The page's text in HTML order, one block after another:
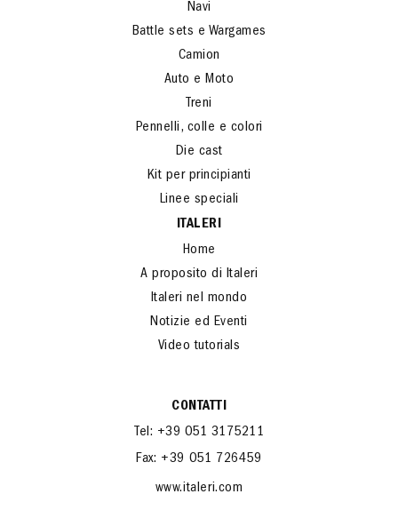
Navi
Battle sets e Wargames
Camion
Auto e Moto
Treni
Pennelli, colle e colori
Die cast
Kit per principianti
Linee speciali
ITALERI
Home
A proposito di Italeri
Italeri nel mondo
Notizie ed Eventi
Video tutorials
CONTATTI
Tel: +39 051 3175211
Fax: +39 051 726459
www.italeri.com